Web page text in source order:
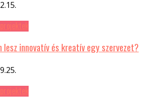
lesz innovatív és kreatív egy szervezet?